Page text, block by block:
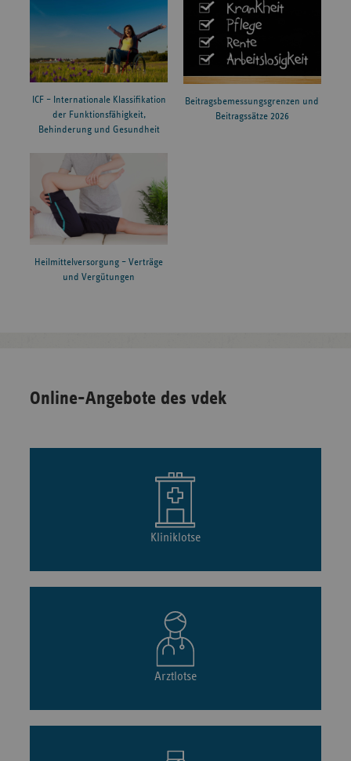
ICF – Internationale Klassifikation
der Funktionsfähigkeit,
Behinderung und Gesundheit
Beitragsbemessungsgrenzen und
Beitragssätze 2026
Heilmittelversorgung – Verträge
und Vergütungen
Online-Angebote des vdek
Kliniklotse
Arztlotse